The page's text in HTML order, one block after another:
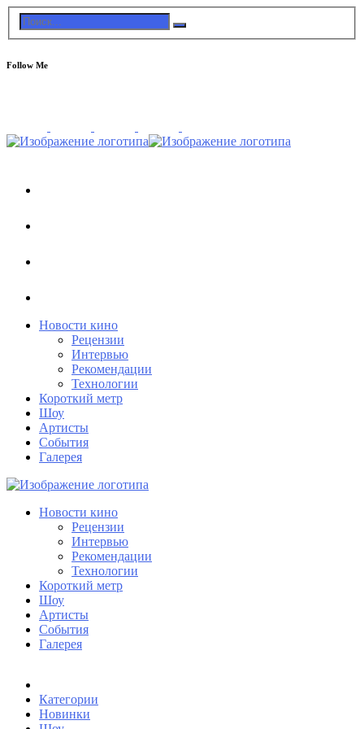
Follow Me
Новости кино
Рецензии
Интервью
Рекомендации
Технологии
Короткий метр
Шоу
Артисты
События
Галерея
Новости кино
Рецензии
Интервью
Рекомендации
Технологии
Короткий метр
Шоу
Артисты
События
Галерея
Категории
Новинки